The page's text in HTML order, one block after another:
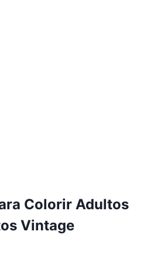
Colorir Adultos
Vintage